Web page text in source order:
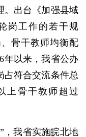
。出台《加强县域
岗工作的若干规
骨干教师均衡配
年以来，我省公办
占符合交流条件总
上骨干教师超过
，我省实施皖北地